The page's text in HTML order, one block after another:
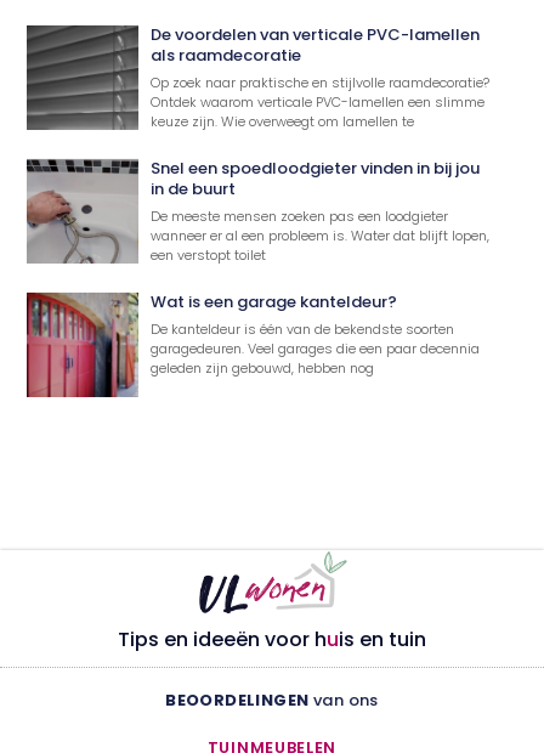
De voordelen van verticale PVC-lamellen
als raamdecoratie
Op zoek naar praktische en stijlvolle raamdecoratie?
Ontdek waarom verticale PVC-lamellen een slimme
keuze zijn. Wie overweegt om lamellen te
Snel een spoedloodgieter vinden in bij jou
in de buurt
De meeste mensen zoeken pas een loodgieter
wanneer er al een probleem is. Water dat blijft lopen,
een verstopt toilet
Wat is een garage kanteldeur?
De kanteldeur is één van de bekendste soorten
garagedeuren. Veel garages die een paar decennia
geleden zijn gebouwd, hebben nog
Tips en ideeën voor huis en tuin
BEOORDELINGEN van ons
TUINMEUBELEN